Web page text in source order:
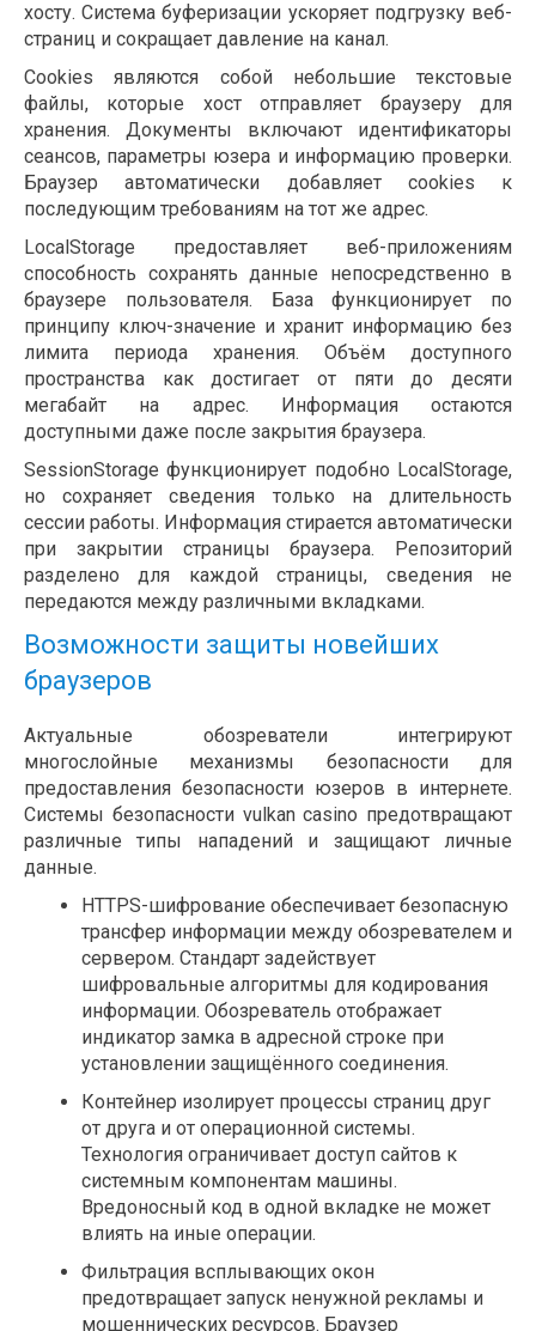
хосту. Система буферизации ускоряет подгрузку веб-
страниц и сокращает давление на канал.
Cookies являются собой небольшие текстовые
файлы, которые хост отправляет браузеру для
хранения. Документы включают идентификаторы
сеансов, параметры юзера и информацию проверки.
Браузер автоматически добавляет cookies к
последующим требованиям на тот же адрес.
LocalStorage предоставляет веб-приложениям
способность сохранять данные непосредственно в
браузере пользователя. База функционирует по
принципу ключ-значение и хранит информацию без
лимита периода хранения. Объём доступного
пространства как достигает от пяти до десяти
мегабайт на адрес. Информация остаются
доступными даже после закрытия браузера.
SessionStorage функционирует подобно LocalStorage,
но сохраняет сведения только на длительность
сессии работы. Информация стирается автоматически
при закрытии страницы браузера. Репозиторий
разделено для каждой страницы, сведения не
передаются между различными вкладками.
Возможности защиты новейших
браузеров
Актуальные обозреватели интегрируют
многослойные механизмы безопасности для
предоставления безопасности юзеров в интернете.
Системы безопасности vulkan casino предотвращают
различные типы нападений и защищают личные
данные.
HTTPS-шифрование обеспечивает безопасную
трансфер информации между обозревателем и
сервером. Стандарт задействует
шифровальные алгоритмы для кодирования
информации. Обозреватель отображает
индикатор замка в адресной строке при
установлении защищённого соединения.
Контейнер изолирует процессы страниц друг
от друга и от операционной системы.
Технология ограничивает доступ сайтов к
системным компонентам машины.
Вредоносный код в одной вкладке не может
влиять на иные операции.
Фильтрация всплывающих окон
предотвращает запуск ненужной рекламы и
мошеннических ресурсов. Браузер